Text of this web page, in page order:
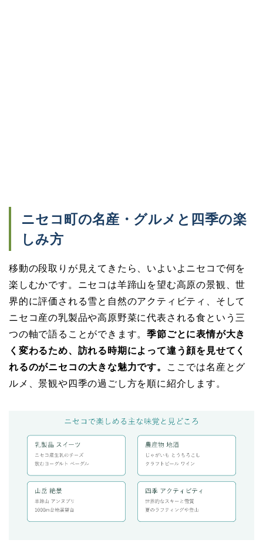
ニセコ町の名産・グルメと四季の楽
しみ方
移動の段取りが見えてきたら、いよいよニセコで何を
楽しむかです。ニセコは羊蹄山を望む高原の景観、世
界的に評価される雪と自然のアクティビティ、そして
ニセコ産の乳製品や高原野菜に代表される食という三
つの軸で語ることができます。季節ごとに表情が大き
く変わるため、訪れる時期によって違う顔を見せてく
れるのがニセコの大きな魅力です。
ここでは名産とグ
ルメ、景観や四季の過ごし方を順に紹介します。